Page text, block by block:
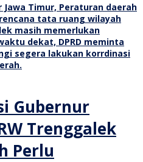
Gubernur
Trenggalek
Perlu